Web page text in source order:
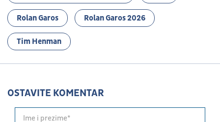
Rolan Garos Rolan Garos 2026
Tim Henman
OSTAVITE KOMENTAR